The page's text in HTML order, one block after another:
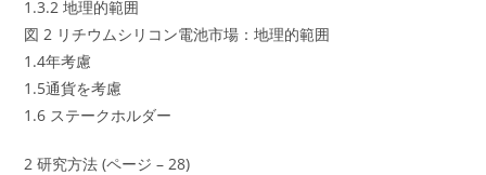
1.3.2 地理的範囲
図 2 リチウムシリコン電池市場：地理的範囲
1.4年考慮
1.5通貨を考慮
1.6 ステークホルダー
2 研究方法 (ページ – 28)